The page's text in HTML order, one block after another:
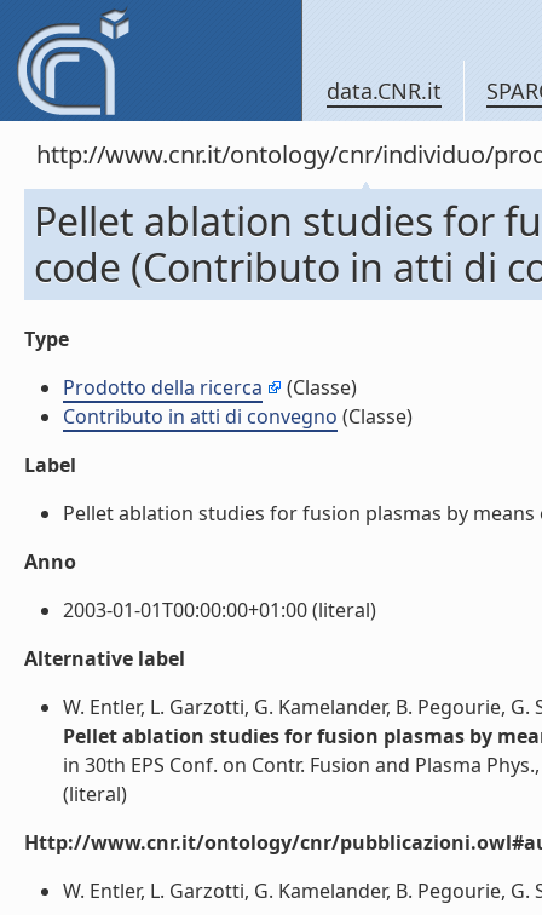
data.CNR.it
http://www.cnr.it/ontology/cnr/individuo/
Pellet ablation studies for
code (Contributo in atti di
Type
Prodotto della ricerca
(Classe)
Contributo in atti di convegno (Classe)
Label
Pellet ablation studies for fusion plasmas by
Anno
2003-01-01T00:00:00+01:00 (literal)
Alternative label
W. Entler, L. Garzotti, G. Kamelander, B. Pegourie,
Pellet ablation studies for fusion plasmas by
in 30th EPS Conf. on Contr. Fusion and Plasma
(literal)
Http://www.cnr.it/ontology/cnr/
W. Entler, L. Garzotti, G. Kamelander, B. Pegourie,